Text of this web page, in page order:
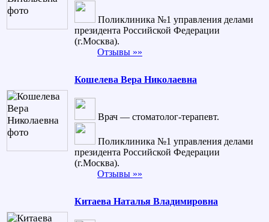
Поликлиника №1 управления делами
президента Российской Федерации
(г.Москва).
Отзывы »»
Кошелева Вера Николаевна
Врач — стоматолог-терапевт.
Поликлиника №1 управления делами
президента Российской Федерации
(г.Москва).
Отзывы »»
Китаева Наталья Владимировна